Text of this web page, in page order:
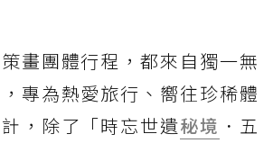
畫團體行程，都來自獨一無
專為熱愛旅行、嚮往珍稀體
，除了「時忘世遺秘境 ．五